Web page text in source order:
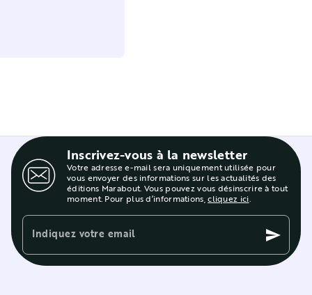
Inscrivez-vous à la newsletter
Votre adresse e-mail sera uniquement utilisée pour
vous envoyer des informations sur les actualités des
éditions Marabout. Vous pouvez vous désinscrire à tout
moment. Pour plus d’informations,cliquez ici.
Indiquez votre email send